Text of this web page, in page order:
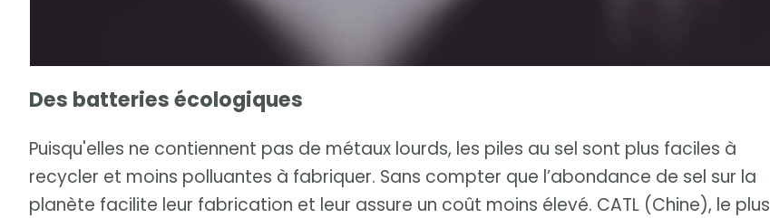
Des batteries écologiques
Puisqu'elles ne contiennent pas de métaux lourds, les piles au sel sont plus faciles à
recycler et moins polluantes à fabriquer. Sans compter que l’abondance de sel sur la
planète facilite leur fabrication et leur assure un coût moins élevé. CATL (Chine), le plus